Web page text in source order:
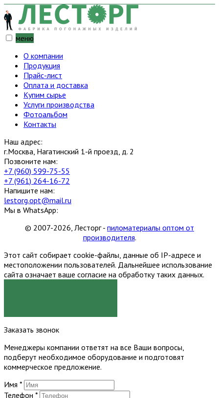
меню
О компании
Продукция
Прайс-лист
Оплата и доставка
Купим сырье
Услуги производства
Фотоальбом
Контакты
Наш адрес:
г.Москва, Нагатинский 1-й проезд, д. 2
Позвоните нам:
+7 (960) 599-75-55
+7 (961) 264-16-72
Напишите нам:
lestorg.opt@mail.ru
Мы в WhatsApp:
© 2007-2026, Лесторг - пиломатериалы оптом от
производителя.
Этот сайт собирает cookie-файлы, данные об IP-адресе и
местоположении пользователей. Дальнейшее использование
сайта означает ваше согласие на обработку таких данных.
Заказать звонок
Менеджеры компании ответят на все Ваши вопросы,
подберут необходимое оборудование и подготовят
коммерческое предложение.
Имя *
Телефон *